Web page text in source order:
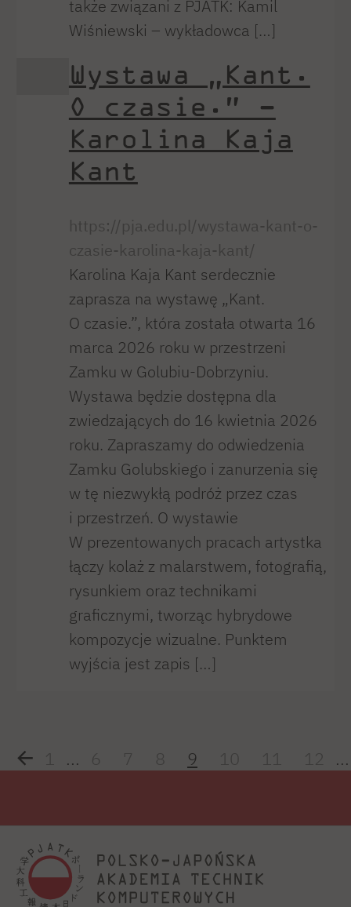
także związani z PJATK: Kamil
Wiśniewski – wykładowca […]
Wystawa „Kant.
O czasie.” –
Karolina Kaja
Kant
https://pja.edu.pl/wystawa-kant-o-
czasie-karolina-kaja-kant/
Karolina Kaja Kant serdecznie
zaprasza na wystawę „Kant.
O czasie.”, która została otwarta 16
marca 2026 roku w przestrzeni
Zamku w Golubiu-Dobrzyniu.
Wystawa będzie dostępna dla
zwiedzających do 16 kwietnia 2026
roku. Zapraszamy do odwiedzenia
Zamku Golubskiego i zanurzenia się
w tę niezwykłą podróż przez czas
i przestrzeń. O wystawie
W prezentowanych pracach artystka
łączy kolaż z malarstwem, fotografią,
rysunkiem oraz technikami
graficznymi, tworząc hybrydowe
kompozycje wizualne. Punktem
wyjścia jest zapis […]
1 ... 6 7 8 9 10 11 12 ...